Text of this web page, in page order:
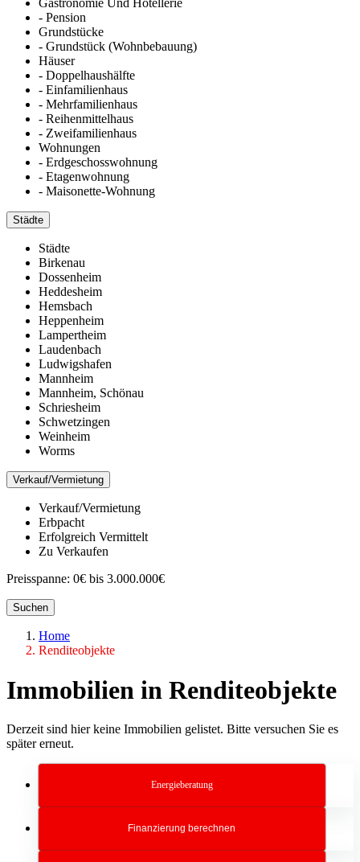
Gastronomie Und Hotellerie
- Pension
Grundstücke
- Grundstück (Wohnbebauung)
Häuser
- Doppelhaushälfte
- Einfamilienhaus
- Mehrfamilienhaus
- Reihenmittelhaus
- Zweifamilienhaus
Wohnungen
- Erdgeschosswohnung
- Etagenwohnung
- Maisonette-Wohnung
Städte
Städte
Birkenau
Dossenheim
Heddesheim
Hemsbach
Heppenheim
Lampertheim
Laudenbach
Ludwigshafen
Mannheim
Mannheim, Schönau
Schriesheim
Schwetzingen
Weinheim
Worms
Verkauf/Vermietung
Verkauf/Vermietung
Erbpacht
Erfolgreich Vermittelt
Zu Verkaufen
Preisspanne: 0€ bis 3.000.000€
Suchen
Home
Renditeobjekte
Immobilien in Renditeobjekte
Derzeit sind hier keine Immobilien gelistet. Bitte versuchen Sie es
später erneut.
Energieberatung
Finanzierung berechnen